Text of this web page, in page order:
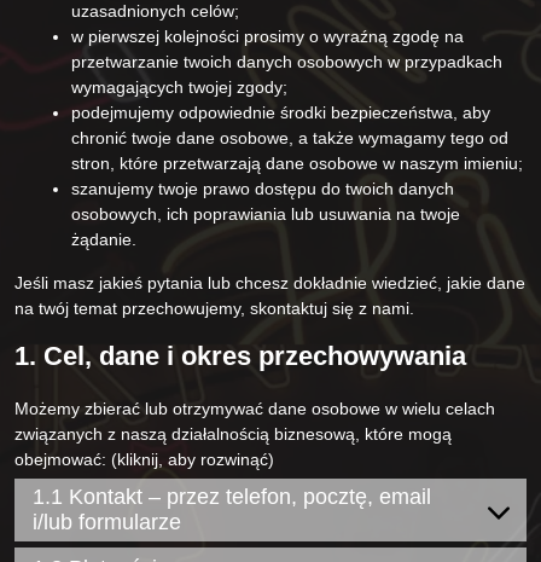
uzasadnionych celów;
w pierwszej kolejności prosimy o wyraźną zgodę na
przetwarzanie twoich danych osobowych w przypadkach
wymagających twojej zgody;
podejmujemy odpowiednie środki bezpieczeństwa, aby
chronić twoje dane osobowe, a także wymagamy tego od
stron, które przetwarzają dane osobowe w naszym imieniu;
szanujemy twoje prawo dostępu do twoich danych
osobowych, ich poprawiania lub usuwania na twoje
żądanie.
Jeśli masz jakieś pytania lub chcesz dokładnie wiedzieć, jakie dane
na twój temat przechowujemy, skontaktuj się z nami.
1. Cel, dane i okres przechowywania
Możemy zbierać lub otrzymywać dane osobowe w wielu celach
związanych z naszą działalnością biznesową, które mogą
obejmować: (kliknij, aby rozwinąć)
1.1 Kontakt – przez telefon, pocztę, email
i/lub formularze